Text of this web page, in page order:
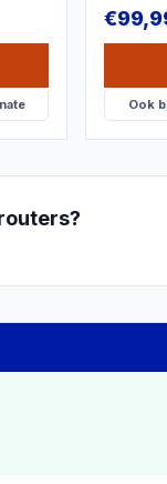
€
Ook
?